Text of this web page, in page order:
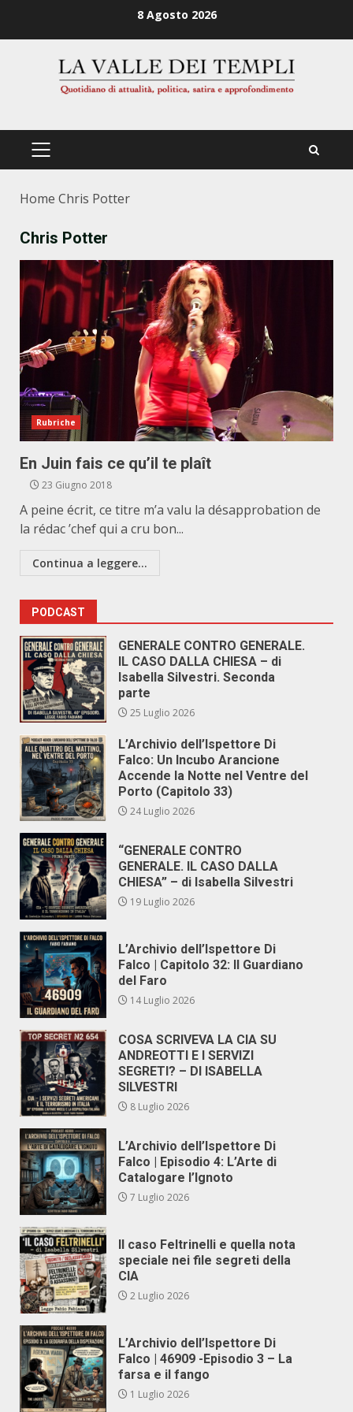
8 Agosto 2026
PRIMÄRES
Home Chris Potter
Chris Potter
Rubriche
En Juin fais ce qu’il te plaît
23 Giugno 2018
A peine écrit, ce titre m’a valu la désapprobation de
la rédac ’chef qui a cru bon...
Continua a leggere...
PODCAST
GENERALE CONTRO GENERALE.
IL CASO DALLA CHIESA – di
Isabella Silvestri. Seconda
parte
25 Luglio 2026
L’Archivio dell’Ispettore Di
Falco: Un Incubo Arancione
Accende la Notte nel Ventre del
Porto (Capitolo 33)
24 Luglio 2026
“GENERALE CONTRO
GENERALE. IL CASO DALLA
CHIESA” – di Isabella Silvestri
19 Luglio 2026
L’Archivio dell’Ispettore Di
Falco | Capitolo 32: Il Guardiano
del Faro
14 Luglio 2026
COSA SCRIVEVA LA CIA SU
ANDREOTTI E I SERVIZI
SEGRETI? – DI ISABELLA
SILVESTRI
8 Luglio 2026
L’Archivio dell’Ispettore Di
Falco | Episodio 4: L’Arte di
Catalogare l’Ignoto
7 Luglio 2026
Il caso Feltrinelli e quella nota
speciale nei file segreti della
CIA
2 Luglio 2026
L’Archivio dell’Ispettore Di
Falco | 46909 -Episodio 3 – La
farsa e il fango
1 Luglio 2026